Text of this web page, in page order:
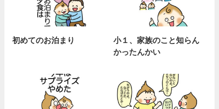
初めてのお泊まり
小１、家族のこと知らん
かったんかい